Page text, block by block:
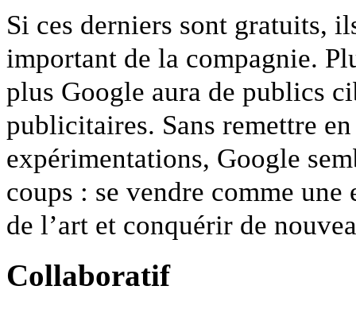
Si ces derniers sont gratuits,
important de la compagnie.
plus Google aura de publics
publicitaires. Sans remettre
expérimentations, Google
coups : se vendre comme
de l’art et conquérir de
Collaboratif